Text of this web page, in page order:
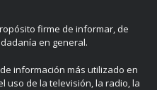
firme de informar, de
en general.
información más utilizado en
uso de la televisión, la radio, la